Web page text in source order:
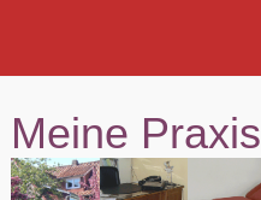
Meine Praxis